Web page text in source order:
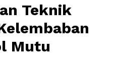
Teknik
Mutu